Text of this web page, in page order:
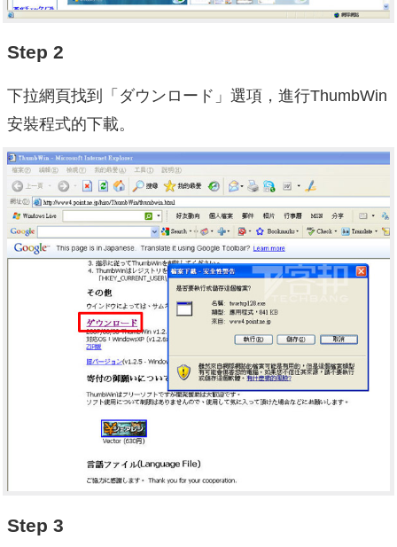
Step 2
下拉網頁找到「ダウンロード」選項，進行ThumbWin
安裝程式的下載。
Step 3